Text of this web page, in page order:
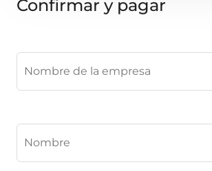
Confirmar y pagar